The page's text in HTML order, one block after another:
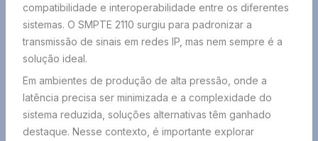
compatibilidade e interoperabilidade entre os diferentes
sistemas. O SMPTE 2110 surgiu para padronizar a
transmissão de sinais em redes IP, mas nem sempre é a
solução ideal.
Em ambientes de produção de alta pressão, onde a
latência precisa ser minimizada e a complexidade do
sistema reduzida, soluções alternativas têm ganhado
destaque. Nesse contexto, é importante explorar